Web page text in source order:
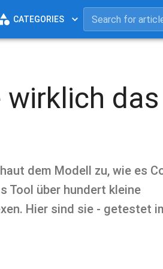
CATEGORIES
wirklich das
dem Modell zu, wie es
Tool über hundert kleine
Hier sind sie - getestet